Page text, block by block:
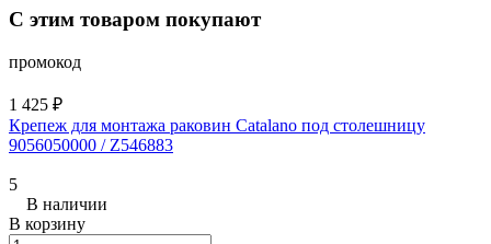
С этим товаром покупают
промокод
1 425 ₽
Крепеж для монтажа раковин Catalano под столешницу
9056050000 / Z546883
5
В наличии
В корзину